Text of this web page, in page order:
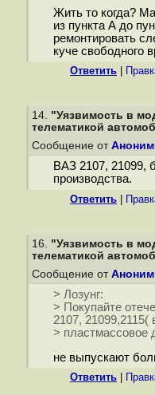
Жить то когда?
из пункта А до
ремонтировать
куче свободного
Ответить
14. "Уязвимость в
телематикой
Сообщение от Аноним
ВАЗ 2107, 21099,
производства.
Ответить
16. "Уязвимость в
телематикой
Сообщение от Аноним
> Лозунг:
> Покупайте
2107, 21099,2115(
> пластмассовое
не выпускают
Ответить